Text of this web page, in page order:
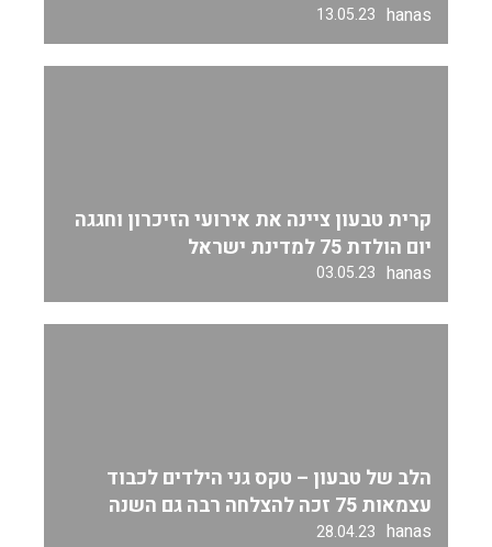
hanas
13.05.23
קרית טבעון ציינה את אירועי הזיכרון וחגגה
יום הולדת 75 למדינת ישראל
hanas
03.05.23
הלב של טבעון – טקס גני הילדים לכבוד
עצמאות 75 זכה להצלחה רבה גם השנה
hanas
28.04.23